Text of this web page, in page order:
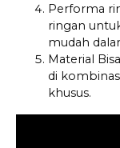
Performa
ringan
mudah
Material
di
khusus.